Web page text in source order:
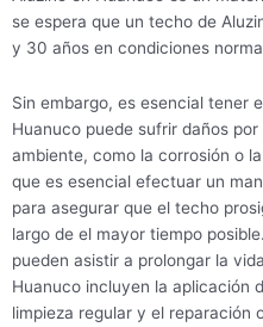
se espera que un techo de
y 30 años en condiciones
Sin embargo, es esencial tener
Huanuco puede sufrir daños
ambiente, como la corrosión o
que es esencial efectuar un
para asegurar que el techo
largo de el mayor tiempo
pueden asistir a prolongar la
Huanuco incluyen la aplicación
limpieza regular y el reparación